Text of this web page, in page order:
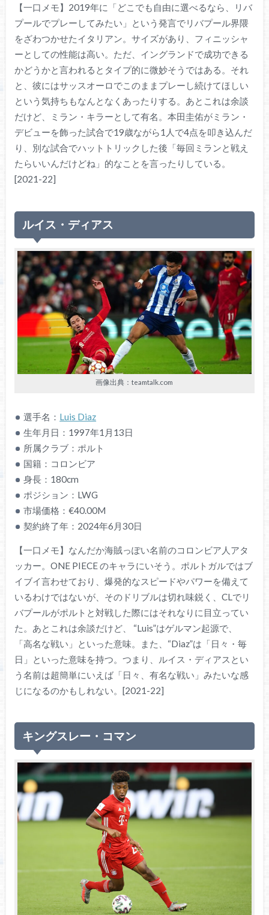
【一口メモ】2019年に「どこでも自由に選べるなら、リバ
プールでプレーしてみたい」という発言でリバプール界隈
をざわつかせたイタリアン。サイズがあり、フィニッシャ
ーとしての性能は高い。ただ、イングランドで成功できる
かどうかと言われるとタイプ的に微妙そうではある。それ
と、彼にはサッスオーロでこのままプレーし続けてほしい
という気持ちもなんとなくあったりする。あとこれは余談
だけど、ミラン・キラーとして有名。本田圭佑がミラン・
デビューを飾った試合で19歳ながら1人で4点を叩き込んだ
り、別な試合でハットトリックした後「毎回ミランと戦え
たらいいんだけどね」的なことを言ったりしている。
[2021-22]
ルイス・ディアス
画像出典：teamtalk.com
選手名： Luis Diaz
生年月日：1997年1月13日
所属クラブ：ポルト
国籍：コロンビア
身長：180cm
ポジション：LWG
市場価格：€40.00M
契約終了年：2024年6月30日
【一口メモ】なんだか海賊っぽい名前のコロンビア人アタ
ッカー。ONE PIECE のキャラにいそう。ポルトガルではブ
イブイ言わせており、爆発的なスピードやパワーを備えて
いるわけではないが、そのドリブルは切れ味鋭く、CLでリ
バプールがポルトと対戦した際にはそれなりに目立ってい
た。あとこれは余談だけど、 “Luis”はゲルマン起源で、
「高名な戦い」といった意味。また、“Diaz”は「日々・毎
日」といった意味を持つ。つまり、ルイス・ディアスとい
う名前は超簡単にいえば「日々、有名な戦い」みたいな感
じになるのかもしれない。[2021-22]
キングスレー・コマン